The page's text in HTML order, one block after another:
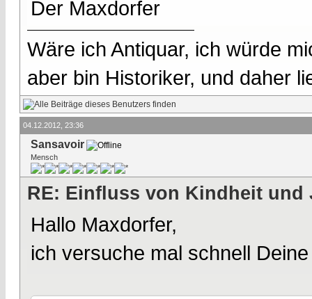
Der Maxdorfer
Wäre ich Antiquar, ich würde
aber bin Historiker, und daher
04.12.2012, 23:36
Sansavoir
Mensch
RE: Einfluss von Kindheit
Hallo Maxdorfer,
ich versuche mal schnell